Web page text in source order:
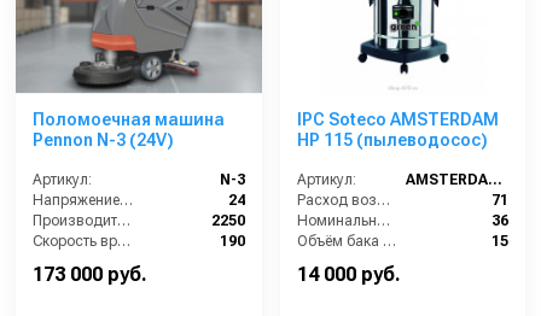
Поломоечная машина
Pennon N-3 (24V)
Артикул:
N-3
Напряжение (В):
24
Производительность по площади (м2/ч):
2250
Скорость вращения щётки (об/мин):
190
173 000 руб.
IPC Soteco AMSTERDAM
HP 115 (пылеводосос)
Артикул:
AMSTERDAM115
Расход воздуха (л/сек):
71
Номинальный диаметр принадлежностей (мм):
36
Объём бака (л):
15
14 000 руб.